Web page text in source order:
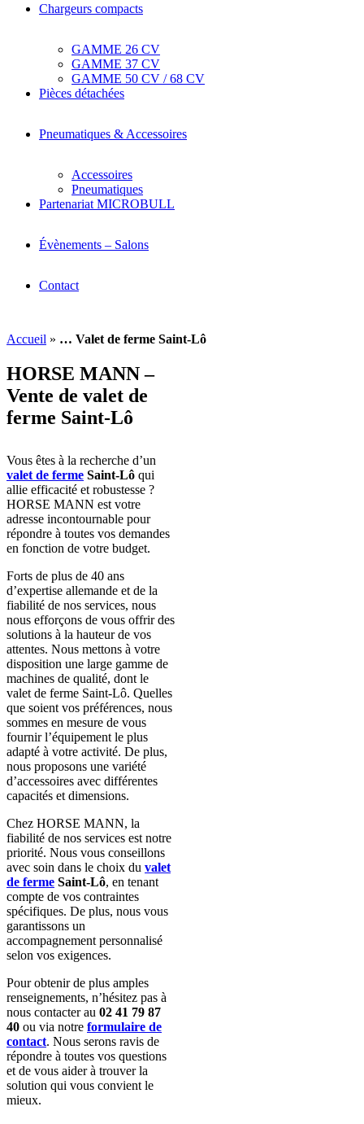
Chargeurs compacts
GAMME 26 CV
GAMME 37 CV
GAMME 50 CV / 68 CV
Pièces détachées
Pneumatiques & Accessoires
Accessoires
Pneumatiques
Partenariat MICROBULL
Évènements – Salons
Contact
Accueil » … Valet de ferme Saint-Lô
HORSE MANN –
Vente de valet de
ferme Saint-Lô
Vous êtes à la recherche d’un
valet de ferme Saint-Lô qui
allie efficacité et robustesse ?
HORSE MANN est votre
adresse incontournable pour
répondre à toutes vos demandes
en fonction de votre budget.
Forts de plus de 40 ans
d’expertise allemande et de la
fiabilité de nos services, nous
nous efforçons de vous offrir des
solutions à la hauteur de vos
attentes. Nous mettons à votre
disposition une large gamme de
machines de qualité, dont le
valet de ferme Saint-Lô. Quelles
que soient vos préférences, nous
sommes en mesure de vous
fournir l’équipement le plus
adapté à votre activité. De plus,
nous proposons une variété
d’accessoires avec différentes
capacités et dimensions.
Chez HORSE MANN, la
fiabilité de nos services est notre
priorité. Nous vous conseillons
avec soin dans le choix du valet
de ferme Saint-Lô, en tenant
compte de vos contraintes
spécifiques. De plus, nous vous
garantissons un
accompagnement personnalisé
selon vos exigences.
Pour obtenir de plus amples
renseignements, n’hésitez pas à
nous contacter au 02 41 79 87
40 ou via notre formulaire de
contact. Nous serons ravis de
répondre à toutes vos questions
et de vous aider à trouver la
solution qui vous convient le
mieux.